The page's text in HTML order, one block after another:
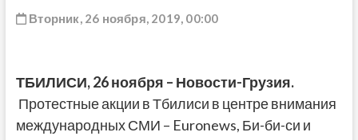
Вторник, 26 ноября, 2019, 00:00
ТБИЛИСИ, 26 ноября – Новости-Грузия.
Протестные акции в Тбилиси в центре внимания
международных СМИ – Euronews, Би-би-си и